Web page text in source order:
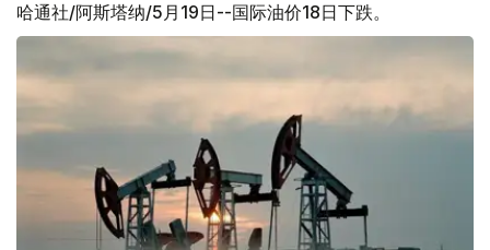
哈通社/阿斯塔纳/5月19日--国际油价18日下跌。